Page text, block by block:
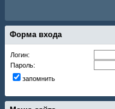
Форма входа
Логин:
Пароль:
запомнить